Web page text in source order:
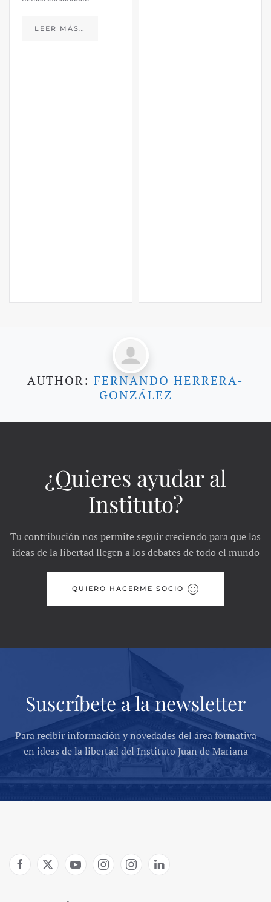
LEER MÁS…
AUTHOR: FERNANDO HERRERA-
GONZÁLEZ
¿Quieres ayudar al
Instituto?
Tu contribución nos permite seguir creciendo para que las
ideas de la libertad llegen a los debates de todo el mundo
QUIERO HACERME SOCIO
Suscríbete a la newsletter
Para recibir información y novedades del área formativa
en ideas de la libertad del Instituto Juan de Mariana